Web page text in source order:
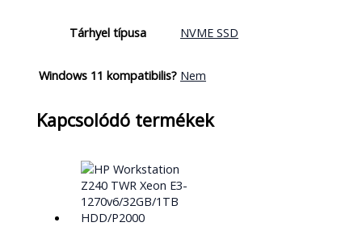
Tárhyel típusa NVME SSD
Windows 11 kompatibilis? Nem
Kapcsolódó termékek